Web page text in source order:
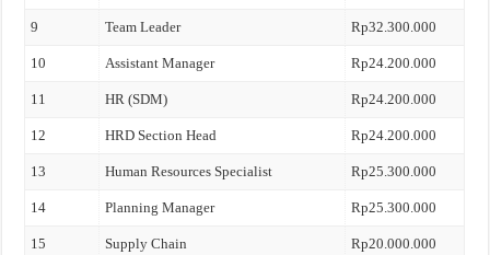
9 Team Leader Rp32.300.000
10 Assistant Manager Rp24.200.000
11 HR (SDM) Rp24.200.000
12 HRD Section Head Rp24.200.000
13 Human Resources Specialist Rp25.300.000
14 Planning Manager Rp25.300.000
15 Supply Chain Rp20.000.000